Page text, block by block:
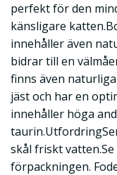
perfekt för den
känsligare
innehåller även
bidrar till en
finns även
jäst och har en
innehåller höga
skål friskt
förpackningen.